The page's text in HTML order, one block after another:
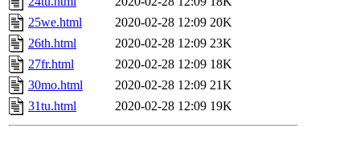
25we.html
2020-02-28 12:09 20K
26th.html
2020-02-28 12:09 23K
27fr.html
2020-02-28 12:09 18K
30mo.html
2020-02-28 12:09 21K
31tu.html
2020-02-28 12:09 19K